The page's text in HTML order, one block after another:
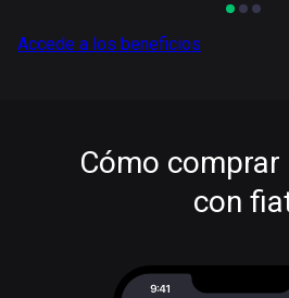
Accede a los beneficios
Cómo comprar
con